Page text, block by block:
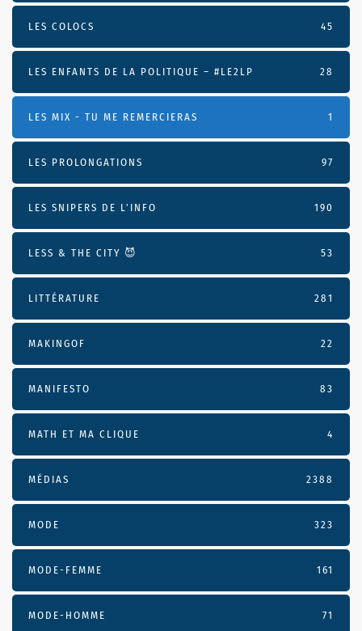
LES COLOCS 45
LES ENFANTS DE LA POLITIQUE – #LE2LP 28
LES MIX - TU ME REMERCIERAS 1
LES PROLONGATIONS 97
LES SNIPERS DE L’INFO 190
LESS & THE CITY 😈 53
LITTÉRATURE 281
MAKINGOF 22
MANIFESTO 83
MATH ET MA CLIQUE 4
MÉDIAS 2388
MODE 323
MODE-FEMME 161
MODE-HOMME 71